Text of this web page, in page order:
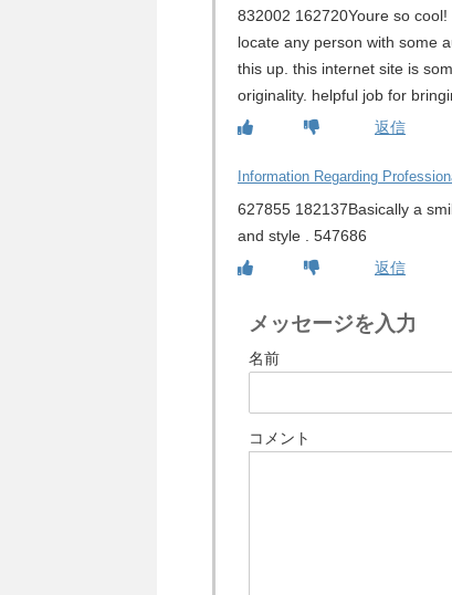
832002 162720Youre so
locate any person with some
this up. this internet site is
originality. helpful job for
返信
Information Regarding
627855 182137Basically a
and style . 547686
返信
メッセージを入力
名前
コメント